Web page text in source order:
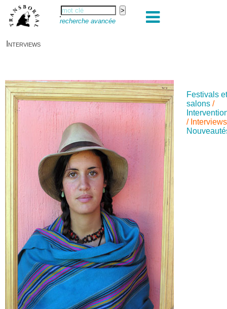
recherche avancée
Interviews
Festivals
salons /
/ Interviews